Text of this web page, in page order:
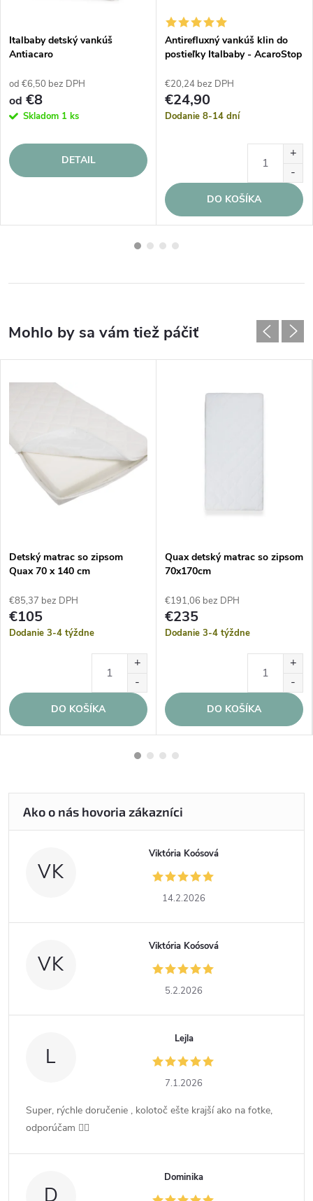
Italbaby detský vankúš
Antiacaro
od €6,50 bez DPH
od €8
Skladom 1 ks
DETAIL
Antirefluxný vankúš klin do
postieľky Italbaby - AcaroStop
€20,24 bez DPH
€24,90
Dodanie 8-14 dní
DO KOŠÍKA
Detský matrac so zipsom
Quax 70 x 140 cm
€85,37 bez DPH
€105
Dodanie 3-4 týždne
DO KOŠÍKA
Quax detský matrac so zipsom
70x170cm
€191,06 bez DPH
€235
Dodanie 3-4 týždne
DO KOŠÍKA
VK
Viktória Koósová
14.2.2026
VK
Viktória Koósová
5.2.2026
L
Lejla
7.1.2026
Super, rýchle doručenie , kolotoč ešte krajší ako na fotke,
odporúčam 👍🏻
D
Dominika